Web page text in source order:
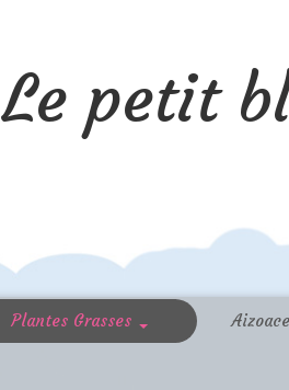
Le petit
Plantes Grasses